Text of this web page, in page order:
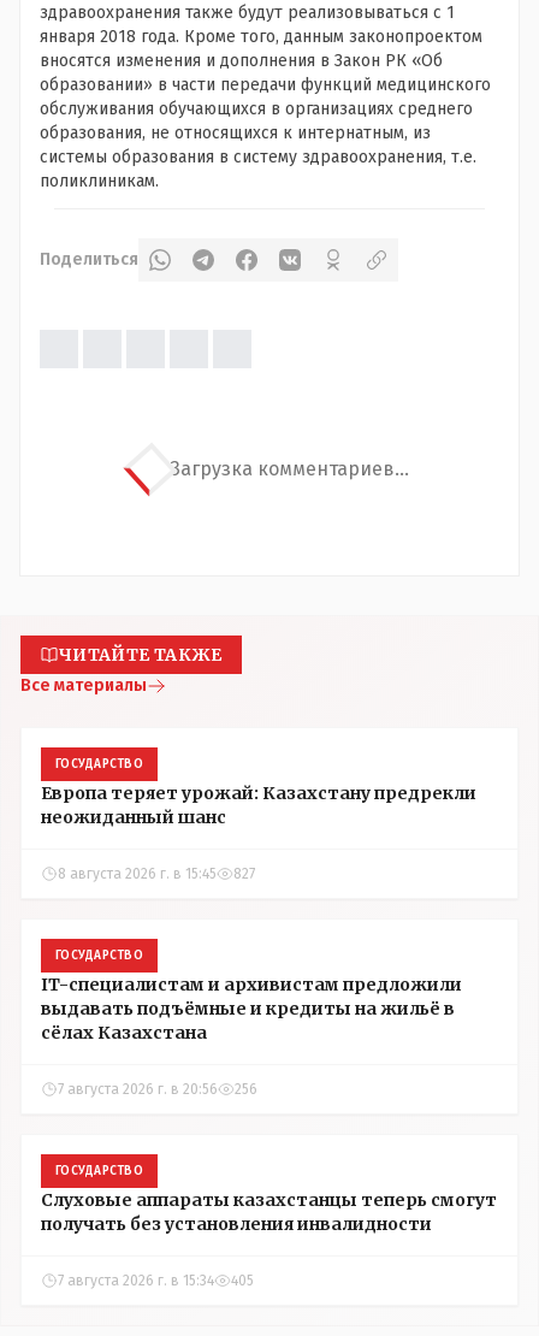
здравоохранения также будут реализовываться с 1
января 2018 года. Кроме того, данным законопроектом
вносятся изменения и дополнения в Закон РК «Об
образовании» в части передачи функций медицинского
обслуживания обучающихся в организациях среднего
образования, не относящихся к интернатным, из
системы образования в систему здравоохранения, т.е.
поликлиникам.
Поделиться
Загрузка комментариев...
ЧИТАЙТЕ ТАКЖЕ
Все материалы
ГОСУДАРСТВО
Европа теряет урожай: Казахстану предрекли
неожиданный шанс
8 августа 2026 г. в 15:45 827
ГОСУДАРСТВО
IT-специалистам и архивистам предложили
выдавать подъёмные и кредиты на жильё в
сёлах Казахстана
7 августа 2026 г. в 20:56 256
ГОСУДАРСТВО
Слуховые аппараты казахстанцы теперь смогут
получать без установления инвалидности
7 августа 2026 г. в 15:34 405